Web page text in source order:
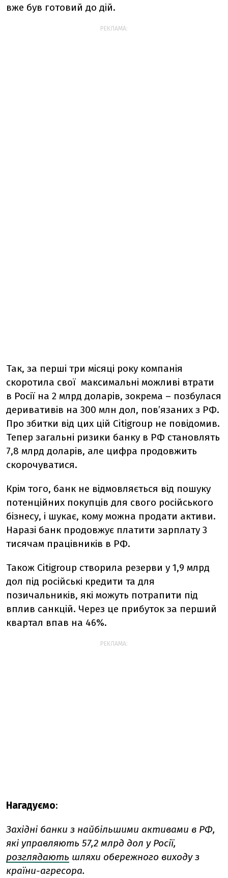
вже був готовий до дій.
РЕКЛАМА:
Так, за перші три місяці року компанія
скоротила свої максимальні можливі втрати
в Росії на 2 млрд доларів, зокрема – позбулася
деривативів на 300 млн дол, пов’язаних з РФ.
Про збитки від цих цій Citigroup не повідомив.
Тепер загальні ризики банку в РФ становлять
7,8 млрд доларів, але цифра продовжить
скорочуватися.
Крім того, банк не відмовляється від пошуку
потенційних покупців для свого російського
бізнесу, і шукає, кому можна продати активи.
Наразі банк продовжує платити зарплату 3
тисячам працівників в РФ.
Також Citigroup створила резерви у 1,9 млрд
дол під російські кредити та для
позичальників, які можуть потрапити під
вплив санкцій. Через це прибуток за перший
квартал впав на 46%.
РЕКЛАМА:
Нагадуємо:
Західні банки з найбільшими активами в РФ,
які управляють 57,2 млрд дол у Росії,
розглядають шляхи обережного виходу з
країни-агресора.